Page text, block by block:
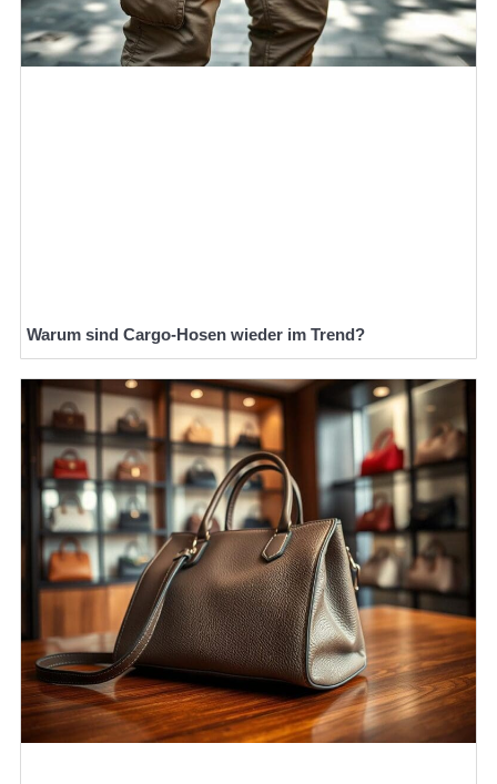
Warum sind Cargo-Hosen wieder im Trend?